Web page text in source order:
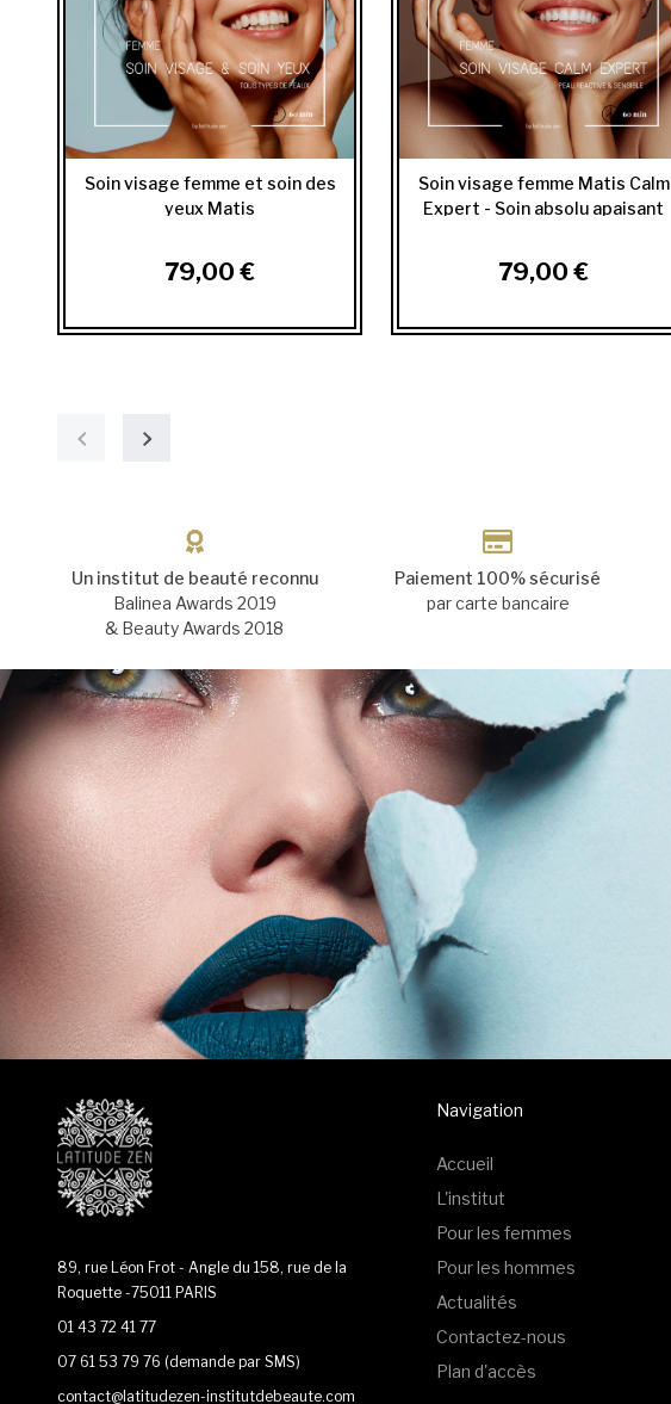
Soin visage femme et soin des
yeux Matis
79,00 €
Soin visage femme Matis Calm
Expert - Soin absolu apaisant
79,00 €
Un institut de beauté reconnu
Balinea Awards 2019
& Beauty Awards 2018
Paiement 100% sécurisé
par carte bancaire
89, rue Léon Frot - Angle du 158, rue de la
Roquette -75011 PARIS
01 43 72 41 77
07 61 53 79 76 (demande par SMS)
contact@latitudezen-institutdebeaute.com
Navigation
Accueil
L'institut
Pour les femmes
Pour les hommes
Actualités
Contactez-nous
Plan d'accès